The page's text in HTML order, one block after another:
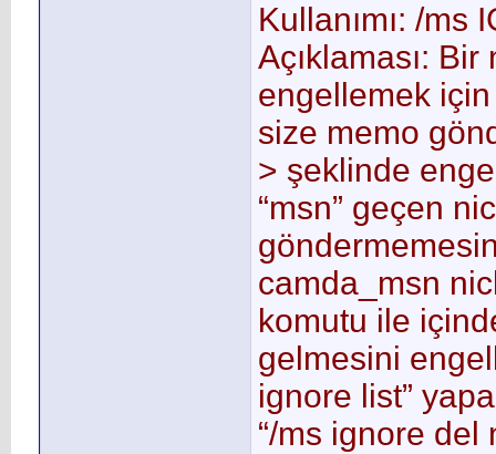
Kullanımı: /ms
Açıklaması:
engellemek
size memo
> şeklinde
“msn” geçen
camda_msn
komutu ile
gelmesini
ignore list”
“/ms ignore del